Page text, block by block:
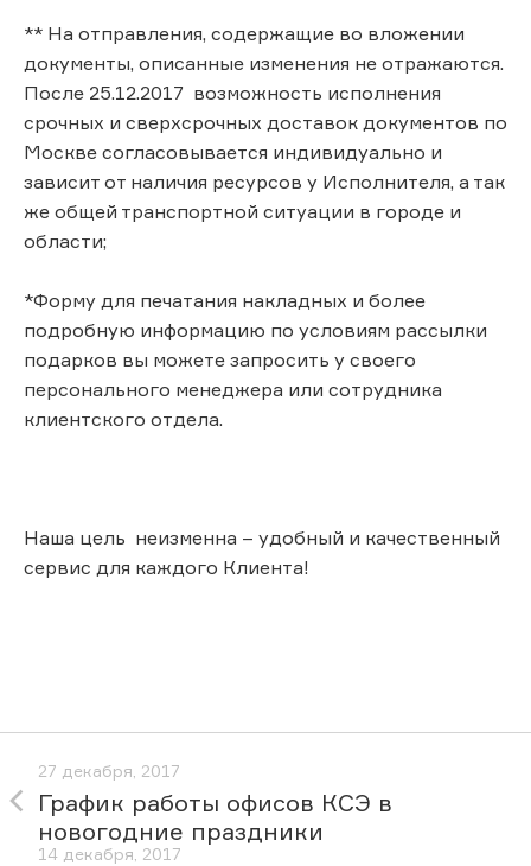
** На отправления, содержащие во вложении
документы, описанные изменения не отражаются.
После 25.12.2017 возможность исполнения
срочных и сверхсрочных доставок документов по
Москве согласовывается индивидуально и
зависит от наличия ресурсов у Исполнителя, а так
же общей транспортной ситуации в городе и
области;
*Форму для печатания накладных и более
подробную информацию по условиям рассылки
подарков вы можете запросить у своего
персонального менеджера или сотрудника
клиентского отдела.
Наша цель неизменна – удобный и качественный
сервис для каждого Клиента!
27 декабря, 2017
График работы офисов КСЭ в
новогодние праздники
14 декабря, 2017